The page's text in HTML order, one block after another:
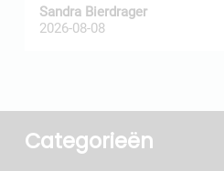
Sandra Bierdrager
2026-08-08
Categorieën